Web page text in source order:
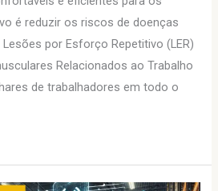
é reduzir os riscos de doenças
por Esforço Repetitivo (LER)
Relacionados ao Trabalho
de trabalhadores em todo o